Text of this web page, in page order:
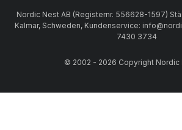
Nordic Nest AB (Registernr. 556628-1597)
Kalmar, Schweden, Kundenservice:
7430 3734
© 2002 - 2026 Copyright Nordic